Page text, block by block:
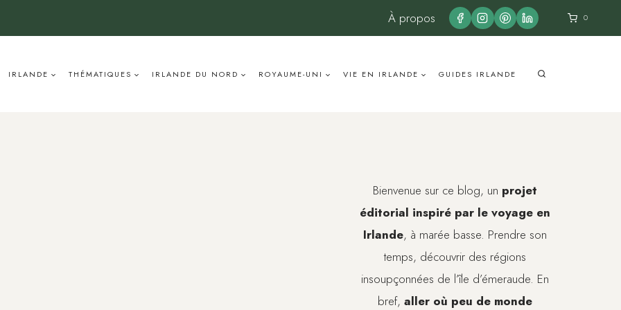
À propos 0
IRLANDE THÉMATIQUES IRLANDE DU NORD ROYAUME-UNI VIE EN IRLANDE GUIDES IRLANDE
Bienvenue sur ce blog, un projet
éditorial inspiré par le voyage en
Irlande, à marée basse. Prendre son
temps, découvrir des régions
insoupçonnées de l’île d’émeraude. En
bref, aller où peu de monde